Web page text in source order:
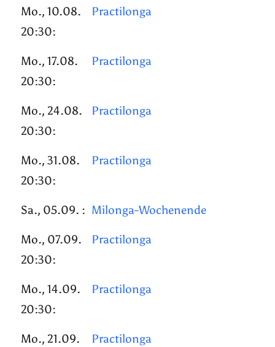
Mo., 10.08.
20:30:
Practilonga
Mo., 17.08.
20:30:
Practilonga
Mo., 24.08.
20:30:
Practilonga
Mo., 31.08.
20:30:
Practilonga
Sa., 05.09. : Milonga-Wochenende
Mo., 07.09.
20:30:
Practilonga
Mo., 14.09.
20:30:
Practilonga
Mo., 21.09.
Practilonga